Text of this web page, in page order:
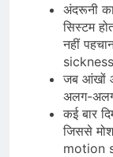
अंदरूनी
सिस्टम
नहीं
जब आंखों
अलग-अलग
कई बार
जिससे
motion